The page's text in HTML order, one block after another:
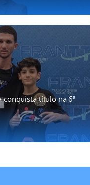
conquista título na 6ª